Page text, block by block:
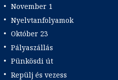
November 1
Nyelvtanfolyamok
Október 23
Pályaszállás
Pünkösdi út
Repülj és vezess